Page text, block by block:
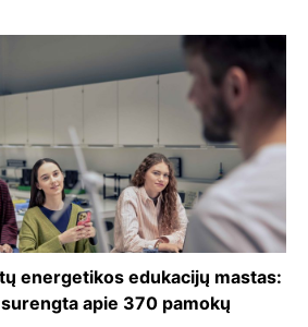
energetikos edukacijų mastas:
apie 370 pamokų